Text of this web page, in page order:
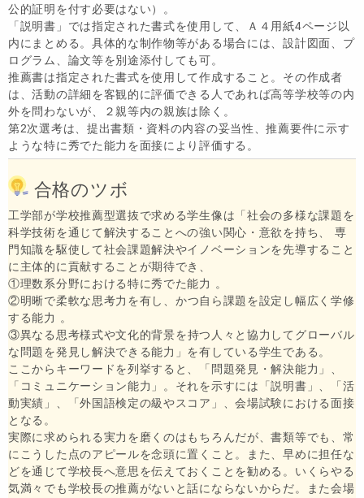
公的証明を付す必要はない）。
「説明書」では指定された書式を使用して、Ａ４用紙4ページ以
内にまとめる。具体的な制作物等がある場合には、設計図面、プ
ログラム、論文等を別途添付しても可。
推薦書は指定された書式を使用して作成すること。その作成者
は、活動の詳細を客観的に評価できる人であれば高等学校等の内
外を問わないが、２親等内の親族は除く。
第2次選考は、提出書類・資料の内容の妥当性、推薦要件に示す
ような特に秀でた能力を面接により評価する。
合格のツボ
工学部が学校推薦型選抜で求める学生像は「社会の多様な課題を
科学技術を通じて解決することへの強い関心・意欲を持ち、
専
門知識を駆使して社会課題解決やイノベーションを先導すること
に主体的に貢献することが期待でき、
①理数系分野における特に秀でた能力 。
②明晰で柔軟な思考力を有し、かつ自ら課題を設定し幅広く学修
する能力 。
③異なる思考様式や文化的背景を持つ人々と協力して グローバル
な問題を発見し解決できる能力」を有している学生である。
ここからキーワードを列挙すると、「問題発見・解決能力」、
「コミュニケーション能力」。それを示すには「説明書」、「活
動実績」、「外国語検定の級やスコア」、会場試験における面接
となる。
実際に求められる実力を磨くのはもちろんだが、書類等でも、常
にこうした点のアピールを念頭に置くこと。また、早めに担任な
どを通じて学校長へ意思を伝えておくことを勧める。いくらやる
気満々でも学校長の推薦がないと話にならないからだ。また会場